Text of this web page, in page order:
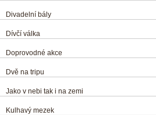
Divadelní bály
Dívčí válka
Doprovodné akce
Dvě na tripu
Jako v nebi tak i na zemi
Kulhavý mezek